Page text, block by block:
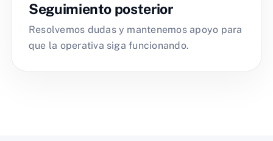
Seguimiento posterior
Resolvemos dudas y mantenemos apoyo para
que la operativa siga funcionando.